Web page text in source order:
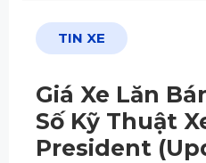
TIN XE
Giá Xe Lăn
Số Kỹ Thuật
President